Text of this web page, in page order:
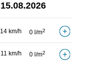
15.08.2026
14 km/h 0 l/m2
11 km/h 0 l/m2